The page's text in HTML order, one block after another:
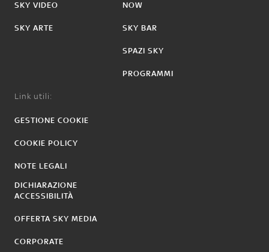
SKY VIDEO
SKY ARTE
NOW
SKY BAR
SPAZI SKY
PROGRAMMI
Link utili:
GESTIONE COOKIE
COOKIE POLICY
NOTE LEGALI
DICHIARAZIONE
ACCESSIBILITÀ
OFFERTA SKY MEDIA
CORPORATE